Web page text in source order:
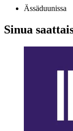
Ässäduunissa
Sinua